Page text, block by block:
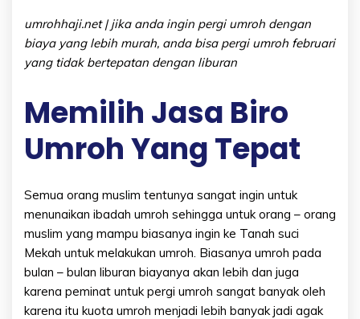
umrohhaji.net | jika anda ingin pergi umroh dengan
biaya yang lebih murah, anda bisa pergi umroh februari
yang tidak bertepatan dengan liburan
Memilih Jasa Biro
Umroh Yang Tepat
Semua orang muslim tentunya sangat ingin untuk
menunaikan ibadah umroh sehingga untuk orang – orang
muslim yang mampu biasanya ingin ke Tanah suci
Mekah untuk melakukan umroh. Biasanya umroh pada
bulan – bulan liburan biayanya akan lebih dan juga
karena peminat untuk pergi umroh sangat banyak oleh
karena itu kuota umroh menjadi lebih banyak jadi agak